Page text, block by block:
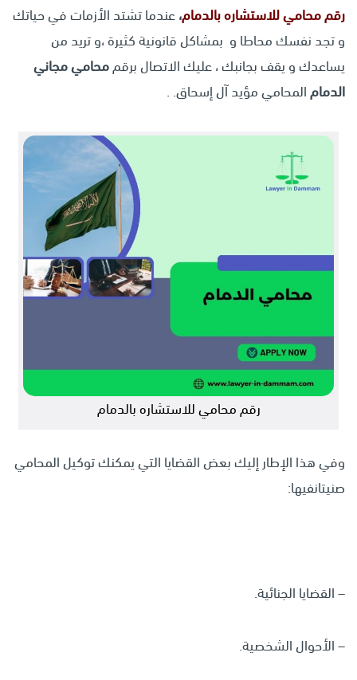
رقم محامي للاستشاره بالدمام،عندما تشتد الأزمات في حياتك
و تجد نفسك محاطا و بمشاكل قانونية كثيرة ،و تريد من
يساعدك و يقف بجانبك ، عليك الاتصال برقممحامي مجاني
الدمامالمحامي مؤيد آل إسحاق. .
رقم محامي للاستشاره بالدمام
وفي هذا الإطار إليك بعض القضايا التي يمكنك توكيل المحامي
صنيتانفيها:
– القضايا الجنائية.
– الأحوال الشخصية.